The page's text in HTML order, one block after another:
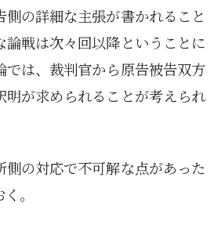
の詳細な主張が書かれること
論戦は次々回以降ということに
では、裁判官から原告被告双方
明が求められることが考えられ
側の対応で不可解な点があった
。